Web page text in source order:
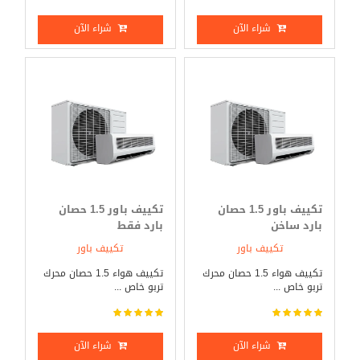
تعمل على حماية الوحدة الخارجية من التلف، وتلك الدروع هي:- درع الصواعق لقد
صُممت الوحدة الخارجية للجهاز حتى تكون مضادة للصواعق. درع التلف بفضل ذلك
الدرع، فإن الوحدة الخارجية للجهاز تعمل على مقاومة التلف، مما يمنح الجهاز عمرًا
قابلة للصدأ أو التآكل. درع الفولطية تمتاز الوحدة الخارجية بقدرتها على التحكم
في معدل فولت الكهرباء الذي يتناسب مع الجهاز، فهي تمنع الفولت الزائد عن
حاجة الجهاز، مما يمنح الجهاز عمرًا افتراضيًا أطول ضد التلف. درع الحريق تمتاز
الوحدة الخارجية للجهاز بمقاومتها الحرائق التي قد تنشب. درع العواصف أهم ما
قدرات تكييف باور يتوافر من تكييف العديد من القدرات التي تناسب تلبي
تكييف باور 1.5 حصان بارد وساخن بدون بلازما أو بارد بدون بلازما، والذي يغطي
مساحة تتراوح ما بين 8 متر مربع إلى 12 متر مربع تكييف باور 2.25 حصان بارد
متر مربع إلى 18 متر مربع. تكييف باور 2.25 حصان بارد بلازما ديجيتال أو بارد
تكييف باور 3 حصان بارد بدون بلازما أو بارد وساخن بدون بلازما ، والذي يغطي
شراء الآن شراء الآن
تكييف باور 1.5 حصان
بارد ساخن
تكييف باور
تكييف هواء 1.5 حصان محرك
تربو خاص ...
شراء الآن
تكييف باور 1.5 حصان
بارد فقط
تكييف باور
تكييف هواء 1.5 حصان محرك
تربو خاص ...
شراء الآن